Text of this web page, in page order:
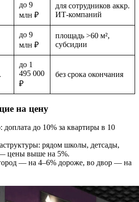
до 9
млн ₽
для сотрудников аккр.
ИТ-компаний
до 9
млн ₽
площадь >60 м²,
субсидии
до 1
495 000
₽
без срока окончания
на цену
доплата до 10% за квартиры в 10
рядом школы, детсады,
цены выше на 5%.
— на 4–6% дороже, во двор — на